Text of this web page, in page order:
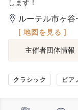
します！
ルーテル市ヶ
[ 地図を見る ]
主催者団体情報
クラシック ピア